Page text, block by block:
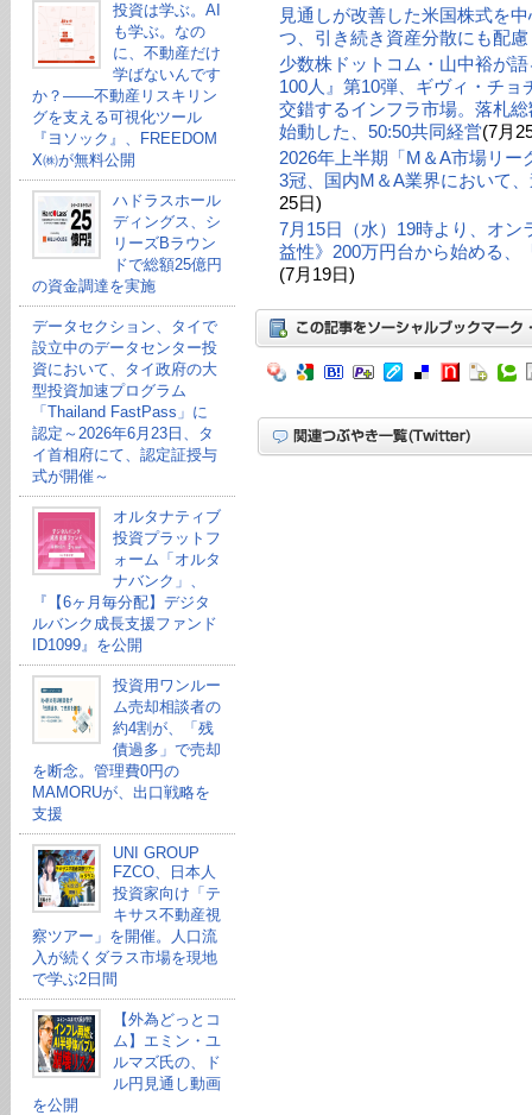
投資は学ぶ。AI
も学ぶ。なの
に、不動産だけ
学ばないんです
か？——不動産リスキリン
グを支える可視化ツール
『ヨソック』、FREEDOM
X㈱が無料公開
ハドラスホール
ディングス、シ
リーズBラウン
ドで総額25億円
の資金調達を実施
データセクション、タイで
設立中のデータセンター投
資において、タイ政府の大
型投資加速プログラム
「Thailand FastPass」に
認定～2026年6月23日、タ
イ首相府にて、認定証授与
式が開催～
オルタナティブ
投資プラットフ
ォーム「オルタ
ナバンク」、
『【6ヶ月毎分配】デジタ
ルバンク成長支援ファンド
ID1099』を公開
投資用ワンルー
ム売却相談者の
約4割が、「残
債過多」で売却
を断念。管理費0円の
MAMORUが、出口戦略を
支援
UNI GROUP
FZCO、日本人
投資家向け「テ
キサス不動産視
察ツアー」を開催。人口流
入が続くダラス市場を現地
で学ぶ2日間
【外為どっとコ
ム】エミン・ユ
ルマズ氏の、ド
ル円見通し動画
を公開
見通しが改善した米国株式を
つ、引き続き資産分散にも配
少数株ドットコム・山中裕が
100人』第10弾、ギヴィ・チ
交錯するインフラ市場。落札
始動した、50:50共同経営(7月
2026年上半期「M＆A市場リー
3冠、国内M＆A業界において
25日)
7月15日（水）19時より、オン
益性》200万円台から始める、
(7月19日)